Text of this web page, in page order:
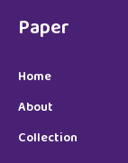
Paper
Home
About
Collection